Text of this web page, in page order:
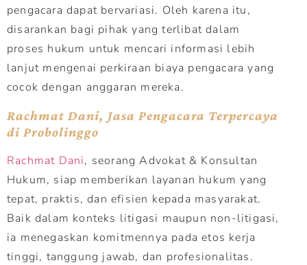
pengacara dapat bervariasi. Oleh karena itu,
disarankan bagi pihak yang terlibat dalam
proses hukum untuk mencari informasi lebih
lanjut mengenai perkiraan biaya pengacara yang
cocok dengan anggaran mereka.
Rachmat Dani, Jasa Pengacara Terpercaya
di Probolinggo
Rachmat Dani, seorang Advokat & Konsultan
Hukum, siap memberikan layanan hukum yang
tepat, praktis, dan efisien kepada masyarakat.
Baik dalam konteks litigasi maupun non-litigasi,
ia menegaskan komitmennya pada etos kerja
tinggi, tanggung jawab, dan profesionalitas.